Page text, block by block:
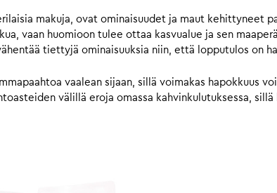
makuja, ovat ominaisuudet ja maut kehittyneet
vaan huomioon tulee ottaa kasvualue ja sen
tiettyjä ominaisuuksia niin, että lopputulos on
vaalean sijaan, sillä voimakas hapokkuus
välillä eroja omassa kahvinkulutuksessa,